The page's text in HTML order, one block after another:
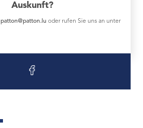
Auskunft?
patton@patton.lu oder rufen Sie uns an unter